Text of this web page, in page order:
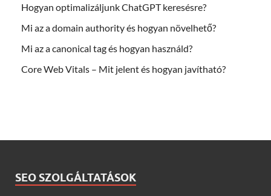
Hogyan optimalizáljunk ChatGPT keresésre?
Mi az a domain authority és hogyan növelhető?
Mi az a canonical tag és hogyan használd?
Core Web Vitals – Mit jelent és hogyan javítható?
SEO SZOLGÁLTATÁSOK